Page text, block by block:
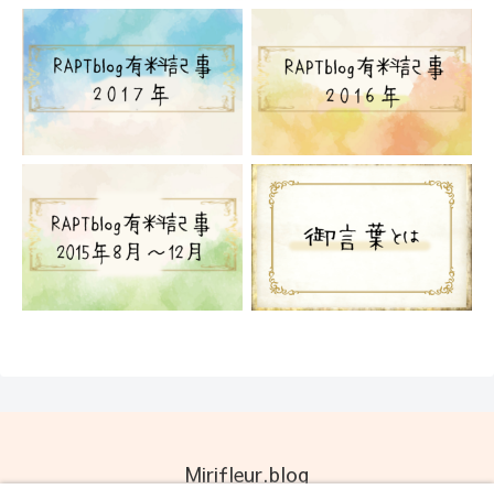
Mirifleur.blog